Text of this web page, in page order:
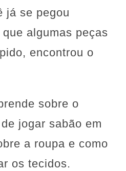
já se pegou
algumas peças
encontrou o
sobre o
jogar sabão em
a roupa e como
os tecidos.